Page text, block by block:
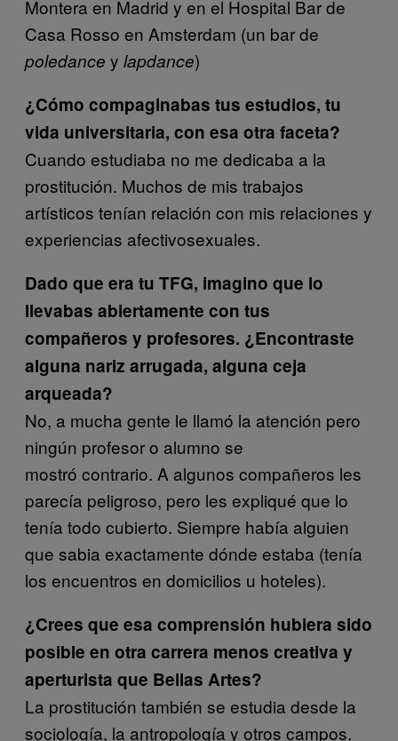
Montera en Madrid y en el Hospital Bar de
Casa Rosso en Amsterdam (un bar de
poledance y lapdance)
¿Cómo compaginabas tus estudios, tu
vida universitaria, con esa otra faceta?
Cuando estudiaba no me dedicaba a la
prostitución. Muchos de mis trabajos
artísticos tenían relación con mis relaciones y
experiencias afectivosexuales.
Dado que era tu TFG, imagino que lo
llevabas abiertamente con tus
compañeros y profesores. ¿Encontraste
alguna nariz arrugada, alguna ceja
arqueada?
No, a mucha gente le llamó la atención pero
ningún profesor o alumno se
mostró contrario. A algunos compañeros les
parecía peligroso, pero les expliqué que lo
tenía todo cubierto. Siempre había alguien
que sabia exactamente dónde estaba (tenía
los encuentros en domicilios u hoteles).
¿Crees que esa comprensión hubiera sido
posible en otra carrera menos creativa y
aperturista que Bellas Artes?
La prostitución también se estudia desde la
sociología, la antropología y otros campos.